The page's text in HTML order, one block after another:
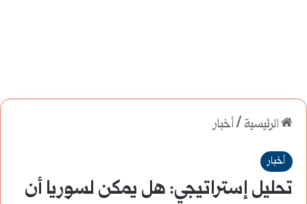
الرئيسية /أخبار
أخبار
تحليل إستراتيجي: هل يمكن لسوريا أن